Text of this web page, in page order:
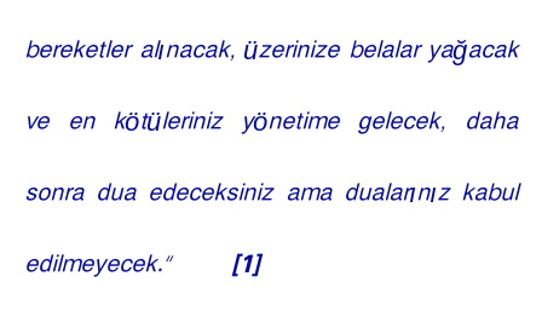
bereketler alınacak, üzerinize belalar yağacak
ve en kötüleriniz yönetime gelecek, daha
sonra dua edeceksiniz ama dualarınız kabul
edilmeyecek.”
[1]